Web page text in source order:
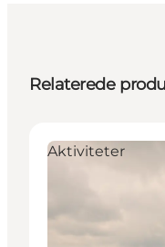
Relaterede
Aktiviteter